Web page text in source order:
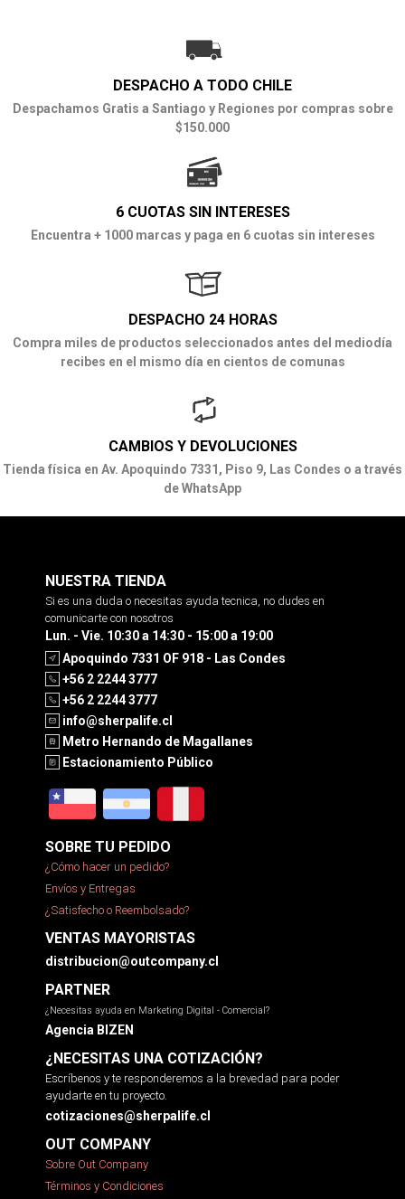
DESPACHO A TODO CHILE
Despachamos Gratis a Santiago y Regiones por compras sobre
$150.000
6 CUOTAS SIN INTERESES
Encuentra + 1000 marcas y paga en 6 cuotas sin intereses
DESPACHO 24 HORAS
Compra miles de productos seleccionados antes del mediodía
recibes en el mismo día en cientos de comunas
CAMBIOS Y DEVOLUCIONES
Tienda física en Av. Apoquindo 7331, Piso 9, Las Condes o a través
de WhatsApp
NUESTRA TIENDA
Si es una duda o necesitas ayuda tecnica, no dudes en
comunicarte con nosotros
Lun. - Vie. 10:30 a 14:30 - 15:00 a 19:00
Apoquindo 7331 OF 918 - Las Condes
+56 2 2244 3777
+56 2 2244 3777
info@sherpalife.cl
Metro Hernando de Magallanes
Estacionamiento Público
SOBRE TU PEDIDO
¿Cómo hacer un pedido?
Envíos y Entregas
¿Satisfecho o Reembolsado?
VENTAS MAYORISTAS
distribucion@outcompany.cl
PARTNER
¿Necesitas ayuda en Marketing Digital - Comercial?
Agencia BIZEN
¿NECESITAS UNA COTIZACIÓN?
Escríbenos y te responderemos a la brevedad para poder
ayudarte en tu proyecto.
cotizaciones@sherpalife.cl
OUT COMPANY
Sobre Out Company
Términos y Condiciones